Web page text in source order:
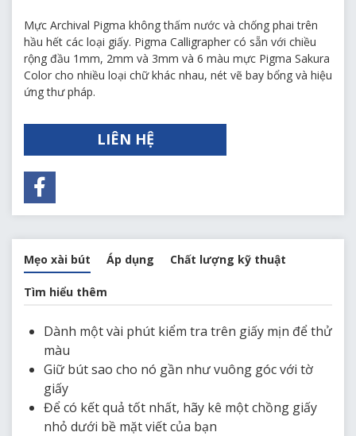
Mực Archival Pigma không thấm nước và chống phai trên
hầu hết các loại giấy. Pigma Calligrapher có sẵn với chiều
rộng đầu 1mm, 2mm và 3mm và 6 màu mực Pigma Sakura
Color cho nhiều loại chữ khác nhau, nét vẽ bay bổng và hiệu
ứng thư pháp.
LIÊN HỆ
Mẹo xài bút Áp dụng Chất lượng kỹ thuật
Tìm hiểu thêm
Dành một vài phút kiểm tra trên giấy mịn để thử
màu
Giữ bút sao cho nó gần như vuông góc với tờ
giấy
Để có kết quả tốt nhất, hãy kê một chồng giấy
nhỏ dưới bề mặt viết của bạn